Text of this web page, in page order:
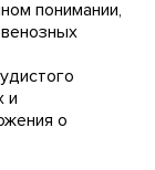
понимании,
и
о